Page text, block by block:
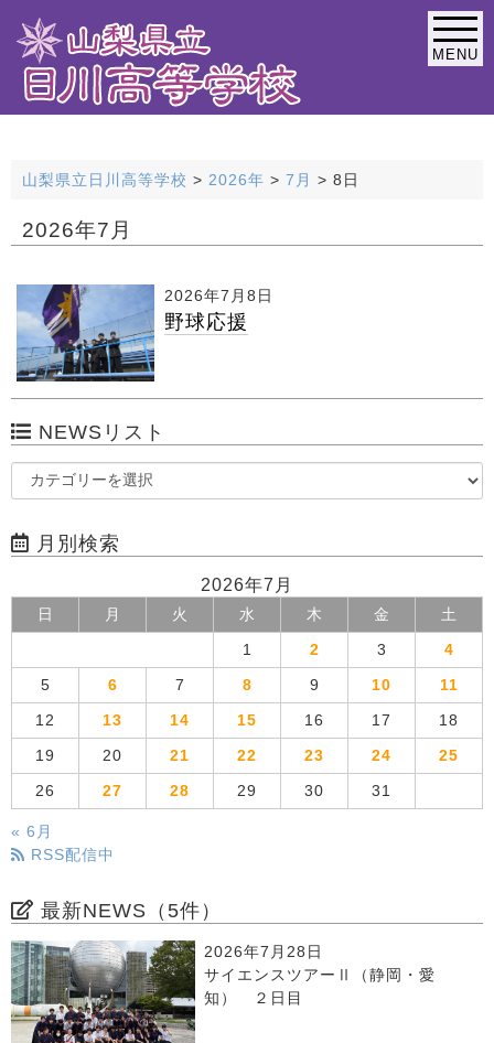
MENU
山梨県立日川高等学校 > 2026年 > 7月 > 8日
2026年7月
2026年7月8日
野球応援
NEWSリスト
月別検索
2026年7月
日 月 火 水 木 金 土
1 2 3 4
5 6 7 8 9 10 11
12 13 14 15 16 17 18
19 20 21 22 23 24 25
26 27 28 29 30 31
« 6月
RSS配信中
最新NEWS（5件）
2026年7月28日
サイエンスツアーⅡ（静岡・愛
知） ２日目